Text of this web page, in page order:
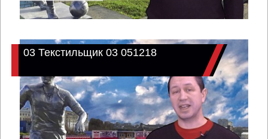
03 Текстильщик 03 051218